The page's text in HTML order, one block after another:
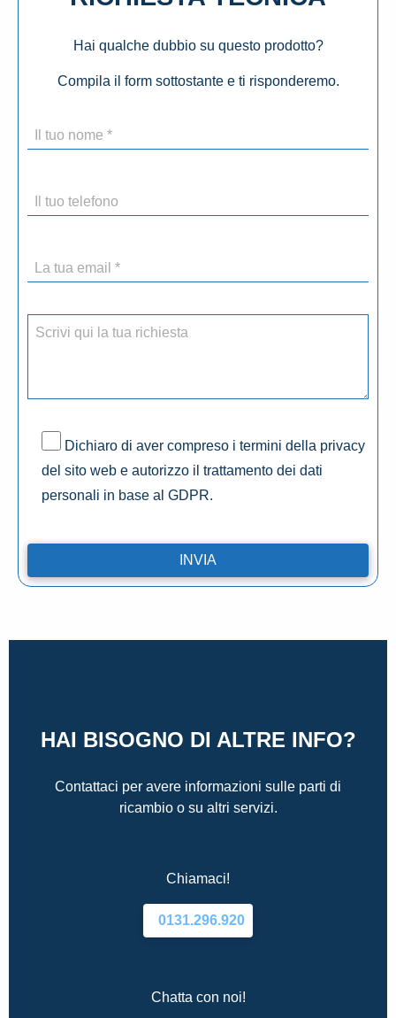
Hai qualche dubbio su questo prodotto?
Compila il form sottostante e ti risponderemo.
Dichiaro di aver compreso i termini della privacy
del sito web e autorizzo il trattamento dei dati
personali in base al GDPR.
HAI BISOGNO DI ALTRE INFO?
Contattaci per avere informazioni sulle parti di
ricambio o su altri servizi.
Chiamaci!
0131.296.920
Chatta con noi!